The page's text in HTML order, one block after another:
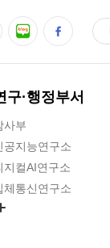
구·행정부서
사부
공지능연구소
지컬AI연구소
체통신연구소